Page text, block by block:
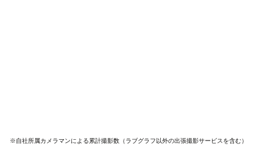
※自社所属カメラマンによる累計撮影数（ラブグラフ以外の出張撮影サービスを含む）